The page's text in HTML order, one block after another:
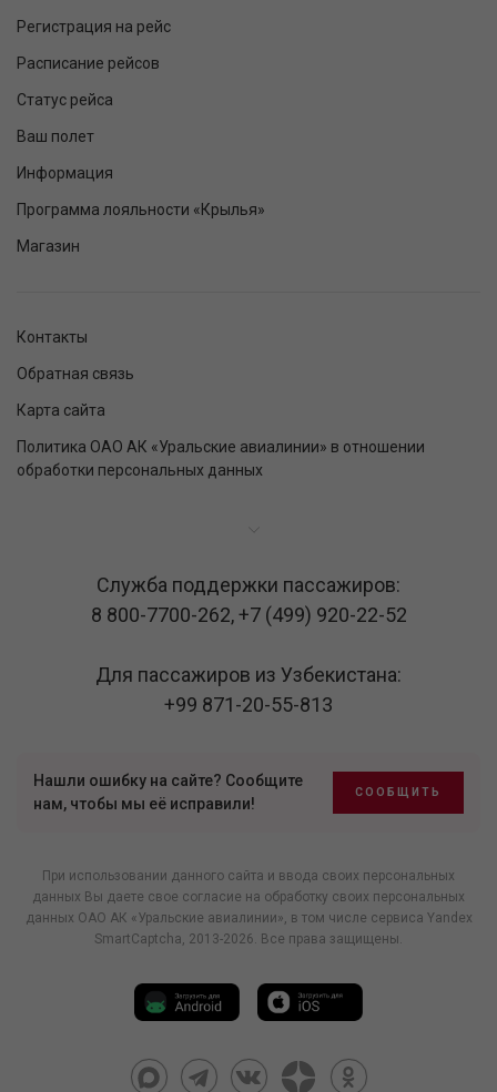
Регистрация на рейс
Расписание рейсов
Статус рейса
Ваш полет
Информация
Программа лояльности «Крылья»
Магазин
Контакты
Обратная связь
Карта сайта
Политика ОАО АК «Уральские авиалинии» в отношении
обработки персональных данных
Служба поддержки пассажиров:
8 800-7700-262,+7 (499) 920-22-52
Для пассажиров из Узбекистана:
+99 871-20-55-813
Нашли ошибку на сайте? Сообщите
нам, чтобы мы её исправили!
СООБЩИТЬ
При использовании данного сайта и ввода своих персональных
данных Вы даете свое согласие на обработку своих персональных
данных ОАО АК «Уральские авиалинии», в том числе сервиса Yandex
SmartCaptcha, 2013-2026. Все права защищены.